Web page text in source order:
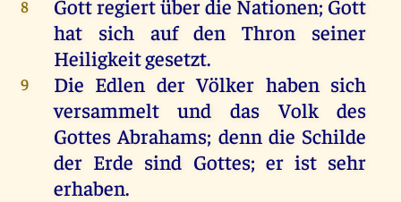
8 Gottregiertüberdie Nationen; Gott
hat
sich auf den Thron
seiner
Heiligkeitgesetzt.
9 Die Edlen der Völker haben sich
versammelt
und das Volk
des
Gottes Abrahams; denn die Schilde
der Erde sind Gottes; er ist sehr
erhaben.